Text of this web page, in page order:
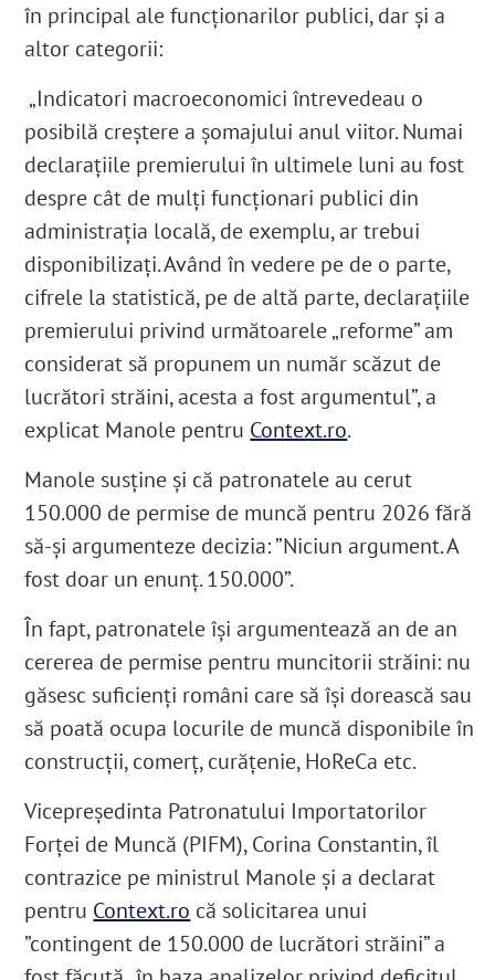
în principal ale funcționarilor publici, dar și a
altor categorii:
„Indicatori macroeconomici întrevedeau o
posibilă creștere a șomajului anul viitor. Numai
declarațiile premierului în ultimele luni au fost
despre cât de mulți funcționari publici din
administrația locală, de exemplu, ar trebui
disponibilizați. Având în vedere pe de o parte,
cifrele la statistică, pe de altă parte, declarațiile
premierului privind următoarele „reforme” am
considerat să propunem un număr scăzut de
lucrători străini, acesta a fost argumentul”, a
explicat Manole pentru Context.ro.
Manole susține și că patronatele au cerut
150.000 de permise de muncă pentru 2026 fără
să-și argumenteze decizia: ”Niciun argument. A
fost doar un enunț. 150.000”.
În fapt, patronatele își argumentează an de an
cererea de permise pentru muncitorii străini: nu
găsesc suficienți români care să își dorească sau
să poată ocupa locurile de muncă disponibile în
construcții, comerț, curățenie, HoReCa etc.
Vicepreședinta Patronatului Importatorilor
Forței de Muncă (PIFM), Corina Constantin, îl
contrazice pe ministrul Manole și a declarat
pentru Context.ro că solicitarea unui
”contingent de 150.000 de lucrători străini” a